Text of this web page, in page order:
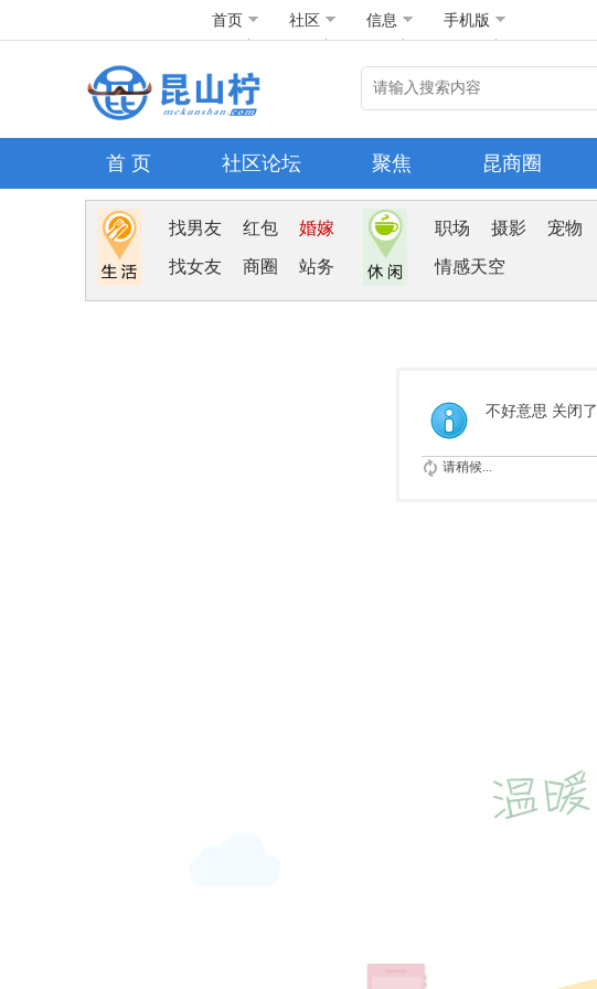
首页 社区 信息 手机版
首 页 社区论坛 聚焦 昆商圈
找男友 红包 婚嫁
找女友 商圈 站务
职场 摄影 宠物
情感天空
不好意思 关闭了
请稍候...